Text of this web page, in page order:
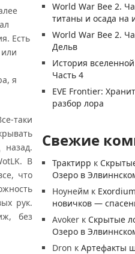
Есть
я
таки
В
что
рук.
без
World War Bee 2.
титаны и осада на
World War Bee 2.
Дельв
История вселенной
Часть 4
EVE Frontier:
разбор лора
Свежие
Трактирр к
Озеро в
Ноунейм к
новичков —
Avoker к Скрытые
Озеро в
Dron кАртефакты